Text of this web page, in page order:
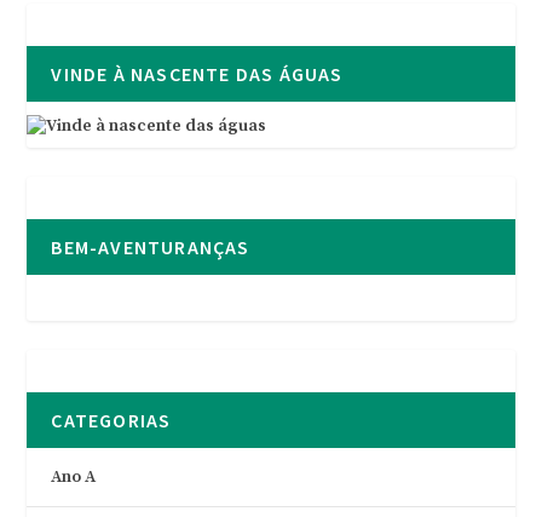
VINDE À NASCENTE DAS ÁGUAS
BEM-AVENTURANÇAS
CATEGORIAS
Ano A